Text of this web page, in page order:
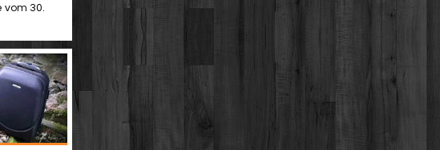
vom 30.